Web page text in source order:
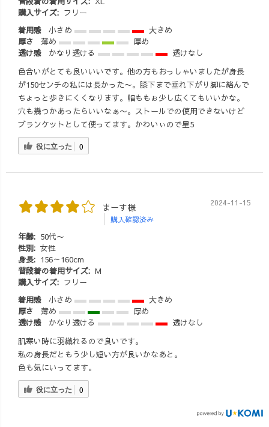
購入サイズ: フリー
着用感
小さめ
大きめ
厚さ
薄め
厚め
透け感
かなり透ける
透けなし
色合いがとても良いいいです。他の方もおっしゃいましたが身長
が150センチの私には長かった〜。膝下まで垂れ下がり脚に絡んで
ちょっと歩きにくくなります。幅ももぉ少し広くてもいいかな。
穴も幾つかあったらいいなぁ〜。ストールでの使用できないけど
ブランケットとして使ってます。かわいぃので星5
役に立った
0
まーす様
購入確認済み
2024-11-15
年齢: 50代〜
性別: 女性
身長: 156～160cm
普段着の着用サイズ: M
購入サイズ: フリー
着用感
小さめ
大きめ
厚さ
薄め
厚め
透け感
かなり透ける
透けなし
肌寒い時に羽織れるので良いです。
私の身長だともう少し短い方が良いかなあと。
色も気にいってます。
役に立った
0